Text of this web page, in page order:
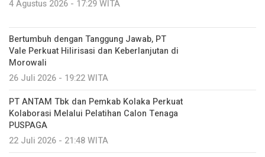
4 Agustus 2026 - 17:29 WITA
Bertumbuh dengan Tanggung Jawab, PT
Vale Perkuat Hilirisasi dan Keberlanjutan di
Morowali
26 Juli 2026 - 19:22 WITA
PT ANTAM Tbk dan Pemkab Kolaka Perkuat
Kolaborasi Melalui Pelatihan Calon Tenaga
PUSPAGA
22 Juli 2026 - 21:48 WITA